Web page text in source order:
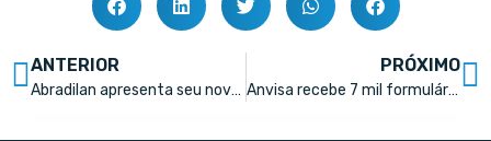
ANTERIOR
Abradilan apresenta seu novo Conselho Diretor em jantar de posse com Vinícius Andrade como novo presidente da entidade
PRÓXIMO
Anvisa recebe 7 mil formulários para revisão da RDC 327